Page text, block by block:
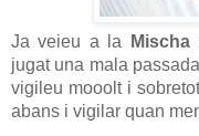
Ja veieu a la Mischa
jugat una mala
vigileu mooolt i
abans i vigilar quan